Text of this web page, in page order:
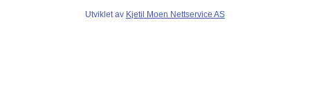
Utviklet av Kjetil Moen Nettservice AS